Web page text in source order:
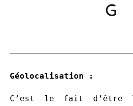
G
Géolocalisation :
C’est le fait d’être